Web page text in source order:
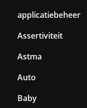
applicatiebeheer
Assertiviteit
Astma
Auto
Baby